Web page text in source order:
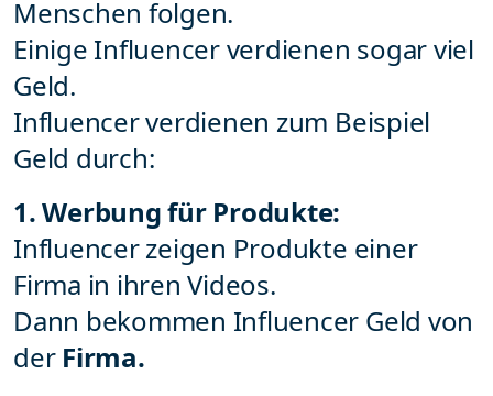
Menschen folgen.
Einige Influencer verdienen sogar viel
Geld.
Influencer verdienen zum Beispiel
Geld durch:
1. Werbung für Produkte:
Influencer zeigen Produkte einer
Firma in ihren Videos.
Dann bekommen Influencer Geld von
der Firma.